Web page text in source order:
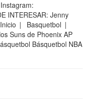
INTERESAR: Jenny
Inicio | Basquetbol |
Suns de Phoenix AP
Básquetbol NBA